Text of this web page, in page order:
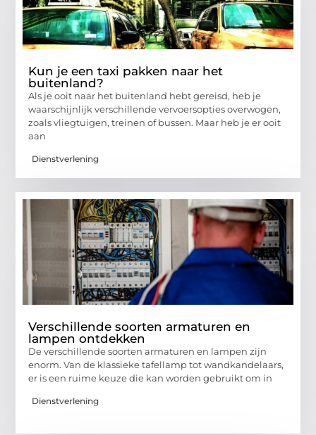
Kun je een taxi pakken naar het
buitenland?
Als je ooit naar het buitenland hebt gereisd, heb je
waarschijnlijk verschillende vervoersopties overwogen,
zoals vliegtuigen, treinen of bussen. Maar heb je er ooit
aan
Dienstverlening
Verschillende soorten armaturen en
lampen ontdekken
De verschillende soorten armaturen en lampen zijn
enorm. Van de klassieke tafellamp tot wandkandelaars,
er is een ruime keuze die kan worden gebruikt om in
Dienstverlening